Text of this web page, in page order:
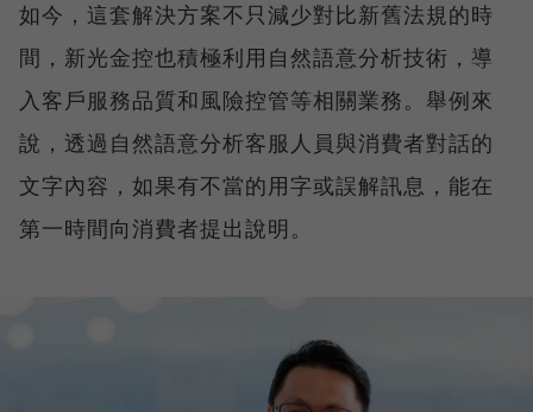
如今，這套解決方案不只減少對比新舊法規的時
間，新光金控也積極利用自然語意分析技術，導
入客戶服務品質和風險控管等相關業務。舉例來
說，透過自然語意分析客服人員與消費者對話的
文字內容，如果有不當的用字或誤解訊息，能在
第一時間向消費者提出說明。